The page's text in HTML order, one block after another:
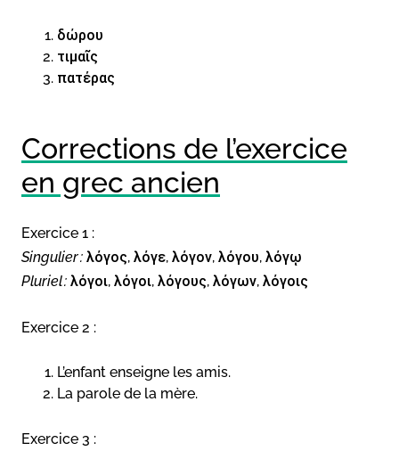
δώρου
τιμαῖς
πατέρας
Corrections de l’exercice
en grec ancien
Exercice 1 :
Singulier : λόγος, λόγε, λόγον, λόγου, λόγῳ
Pluriel : λόγοι, λόγοι, λόγους, λόγων, λόγοις
Exercice 2 :
L’enfant enseigne les amis.
La parole de la mère.
Exercice 3 :